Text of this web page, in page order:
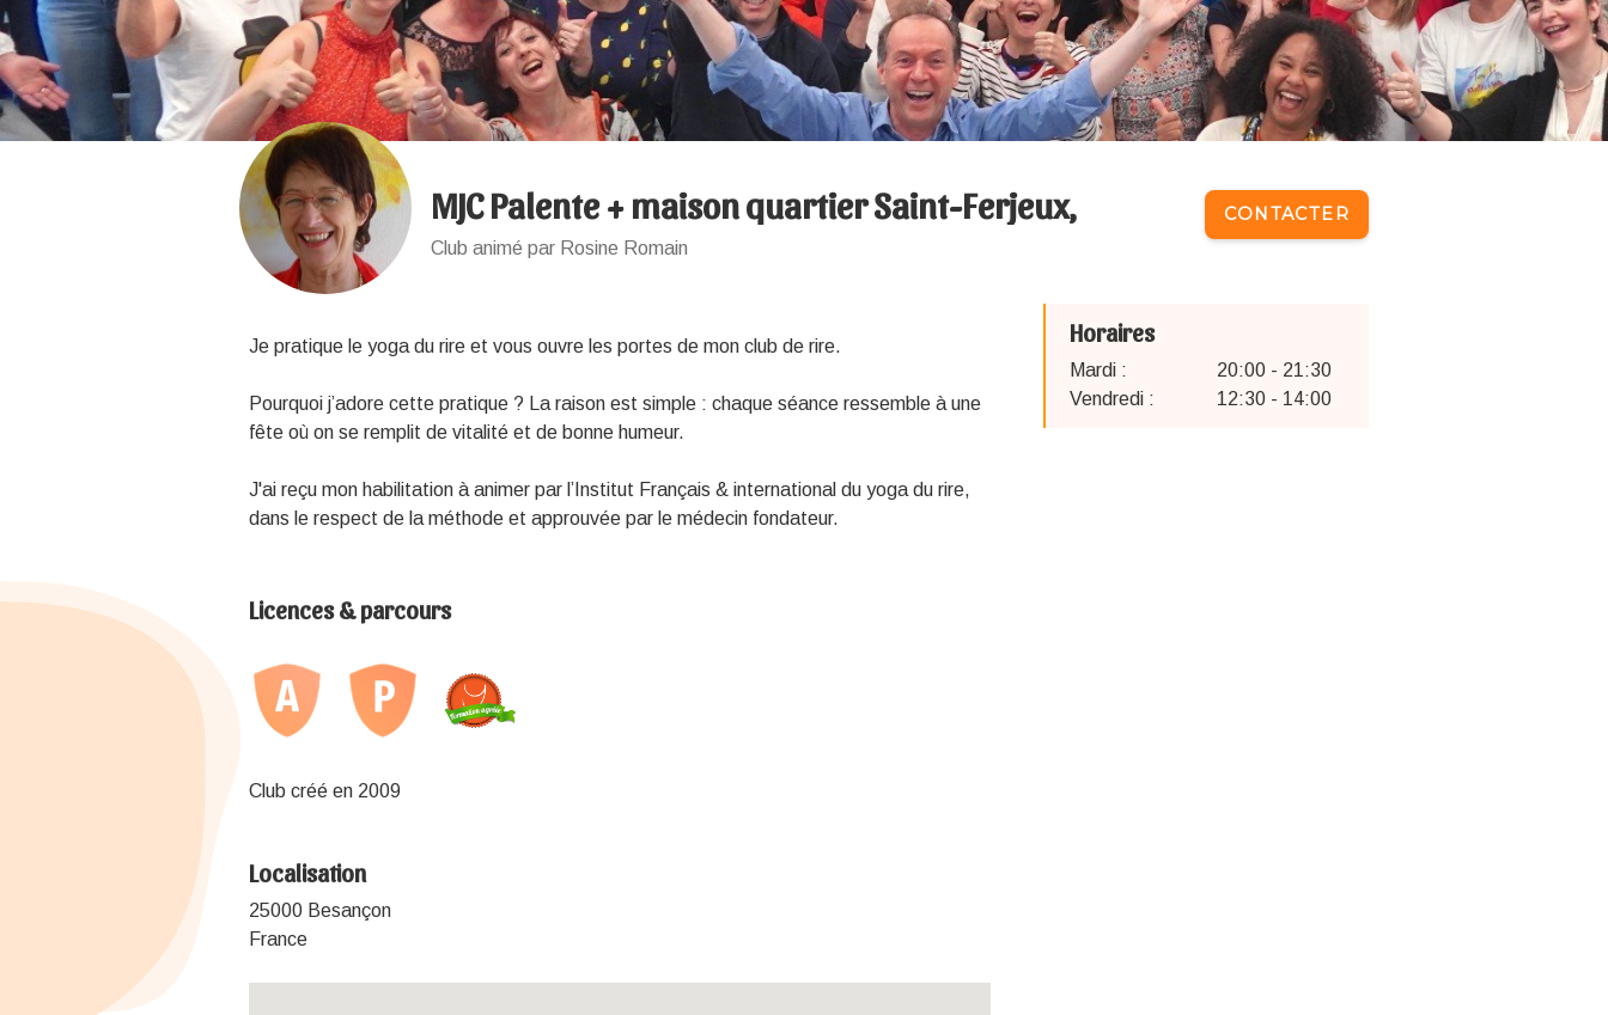
MJC Palente + maison quartier Saint-Ferjeux,
Club animé par Rosine Romain
CONTACTER
Je pratique le yoga du rire et vous ouvre les portes de mon club de rire.
Pourquoi j’adore cette pratique ? La raison est simple : chaque séance ressemble à une
fête où on se remplit de vitalité et de bonne humeur.
J'ai reçu mon habilitation à animer par l’Institut Français & international du yoga du rire,
dans le respect de la méthode et approuvée par le médecin fondateur.
Licences & parcours
Club créé en 2009
Localisation
25000 Besançon
France
Horaires
Mardi :
20:00 - 21:30
Vendredi :
12:30 - 14:00